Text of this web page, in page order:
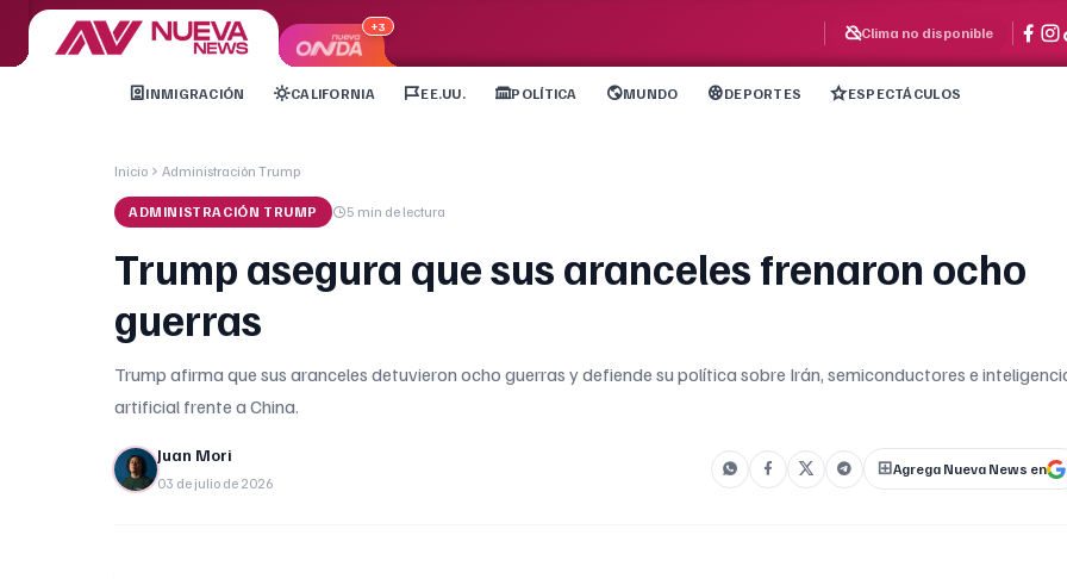
+3 Clima no disponible
INMIGRACIÓN CALIFORNIA EE.UU. POLÍTICA MUNDO DEPORTES ESPECTÁCULOS
Inicio Administración Trump
ADMINISTRACIÓN TRUMP 5 min de lectura
Trump asegura que sus aranceles frenaron ocho
guerras
Trump afirma que sus aranceles detuvieron ocho guerras y defiende su política sobre Irán, semiconductores e
artificial frente a China.
Juan Mori
03 de julio de 2026
Agrega Nueva News en